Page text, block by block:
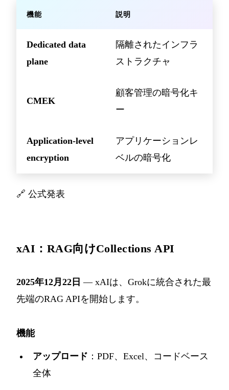
機能 説明
Dedicated data
plane
隔離されたインフラ
ストラクチャ
CMEK
顧客管理の暗号化キ
ー
Application-level
encryption
アプリケーションレ
ベルの暗号化
🔗 公式発表
xAI：RAG向けCollections API
2025年12月22日 — xAIは、Grokに統合された最
先端のRAG APIを開始します。
機能
アップロード ：PDF、Excel、コードベース
全体